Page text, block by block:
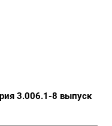
3.006.1-8 выпуск